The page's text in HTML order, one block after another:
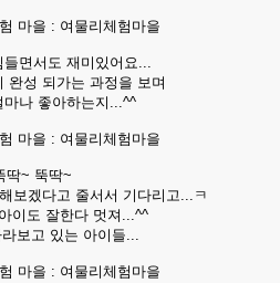
들면서도 재미있어요...
완성 되가는 과정을 보며
마나 좋아하는지...^^
딱~ 뚝딱~
보겠다고 줄서서 기다리고...ㅋ
이도 잘한다 멋져...^^
보고 있는 아이들...